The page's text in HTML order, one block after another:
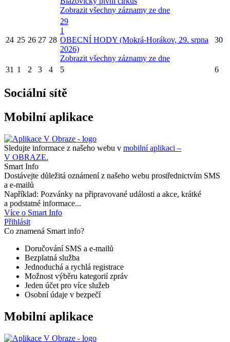
Zobrazit všechny záznamy ze dne
24 25 26 27 28
29
1
OBECNÍ HODY (Mokrá-Horákov, 29. srpna
2026)
Zobrazit všechny záznamy ze dne
30
31 1 2 3 4 5 6
Sociální sítě
Mobilní aplikace
Sledujte informace z našeho webu v mobilní aplikaci –
V OBRAZE.
Smart Info
Dostávejte důležitá oznámení z našeho webu prostřednictvím SMS
a e-mailů
Například: Pozvánky na připravované události a akce, krátké
a podstatné informace...
Více o Smart Info
Přihlásit
Co znamená Smart info?
Doručování SMS a e-mailů
Bezplatná služba
Jednoduchá a rychlá registrace
Možnost výběru kategorií zpráv
Jeden účet pro více služeb
Osobní údaje v bezpečí
Mobilní aplikace